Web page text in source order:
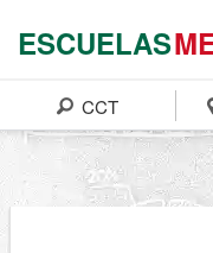
ESCUELAS
CCT